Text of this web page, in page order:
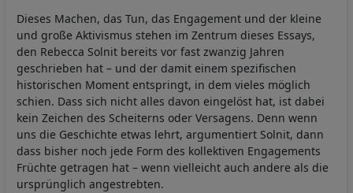
Dieses Machen, das Tun, das Engagement und der kleine
und große Aktivismus stehen im Zentrum dieses Essays,
den Rebecca Solnit bereits vor fast zwanzig Jahren
geschrieben hat – und der damit einem spezifischen
historischen Moment entspringt, in dem vieles möglich
schien. Dass sich nicht alles davon eingelöst hat, ist dabei
kein Zeichen des Scheiterns oder Versagens. Denn wenn
uns die Geschichte etwas lehrt, argumentiert Solnit, dann
dass bisher noch jede Form des kollektiven Engagements
Früchte getragen hat – wenn vielleicht auch andere als die
ursprünglich angestrebten.